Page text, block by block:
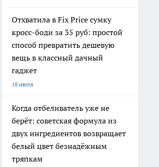
Отхватила в Fix Price сумку
кросс-боди за 35 руб: простой
способ превратить дешевую
вещь в классный дачный
гаджет
18 июля
Когда отбеливатель уже не
берёт: советская формула из
двух ингредиентов возвращает
белый цвет безнадёжным
тряпкам